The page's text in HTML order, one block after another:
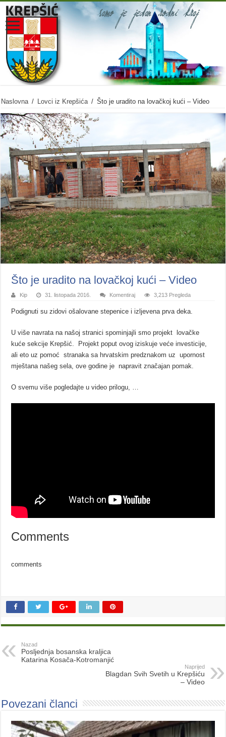
Naslovna / Lovci iz Krepšića / Što je uradito na lovačkoj kući – Video
Što je uradito na lovačkoj kući – Video
Kip 31. listopada 2016. Komentiraj 3,213 Pregleda
Podignuti su zidovi ošalovane stepenice i izljevena prva deka.
U više navrata na našoj stranici spominjajli smo projekt lovačke
kuće sekcije Krepšić. Projekt poput ovog iziskuje veće investicije,
ali eto uz pomoć stranaka sa hrvatskim predznakom uz upornost
mještana našeg sela, ove godine je napravit značajan pomak.
O svemu više pogledajte u video prilogu, …
Comments
comments
Nazad
Posljednja bosanska kraljica
Katarina Kosača-Kotromanjić
Naprijed
Blagdan Svih Svetih u Krepšiću
– Video
Povezani članci